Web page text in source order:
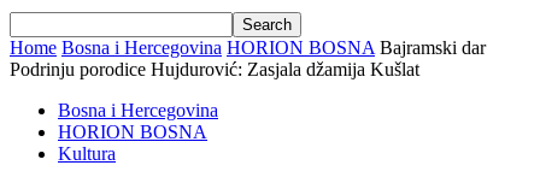
Home Bosna i Hercegovina HORION BOSNA Bajramski dar
Podrinju porodice Hujdurović: Zasjala džamija Kušlat
Bosna i Hercegovina
HORION BOSNA
Kultura